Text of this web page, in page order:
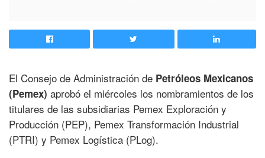
El Consejo de Administración de Petróleos Mexicanos
(Pemex) aprobó el miércoles los nombramientos de los
titulares de las subsidiarias Pemex Exploración y
Producción (PEP), Pemex Transformación Industrial
(PTRI) y Pemex Logística (PLog).